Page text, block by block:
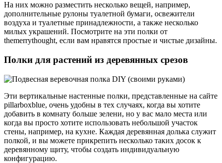
На них можно разместить несколько вещей, например,
дополнительные рулоны туалетной бумаги, освежители
воздуха и туалетные принадлежности, а также несколько
милых украшений. Посмотрите на эти полки от
themerrythought, если вам нравятся простые и чистые дизайны.
Полки для растений из деревянных срезов
Эти вертикальные настенные полки, представленные на сайте
pillarboxblue, очень удобны в тех случаях, когда вы хотите
добавить в комнату больше зелени, но у вас мало места или
когда вы просто хотите использовать небольшой участок
стены, например, на кухне. Каждая деревянная долька служит
полкой, и вы можете прикрепить несколько таких досок к
деревянному щиту, чтобы создать индивидуальную
конфигурацию.